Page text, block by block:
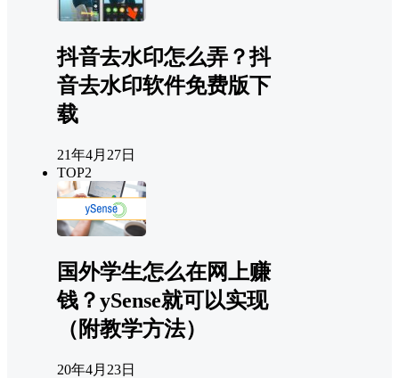
抖音去水印怎么弄？抖
音去水印软件免费版下
载
21年4月27日
TOP2
国外学生怎么在网上赚
钱？ySense就可以实现
（附教学方法）
20年4月23日